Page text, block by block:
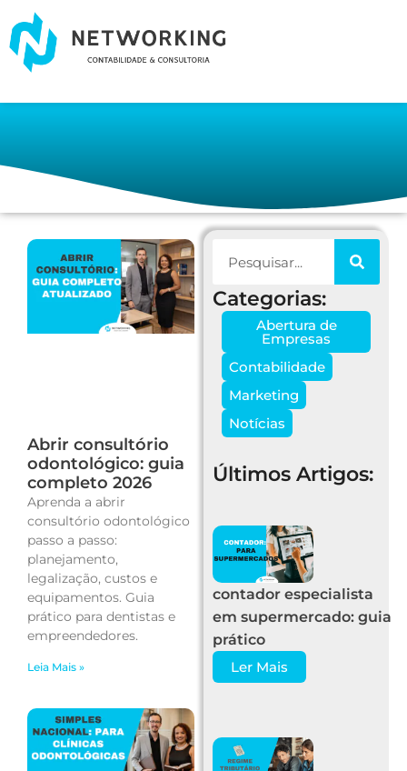
Abrir consultório
odontológico: guia
completo 2026
Aprenda a abrir
consultório odontológico
passo a passo:
planejamento,
legalização, custos e
equipamentos. Guia
prático para dentistas e
empreendedores.
Leia Mais »
Categorias:
Abertura de
Empresas
Contabilidade
Marketing
Notícias
Últimos Artigos:
contador especialista
em supermercado: guia
prático
Ler Mais